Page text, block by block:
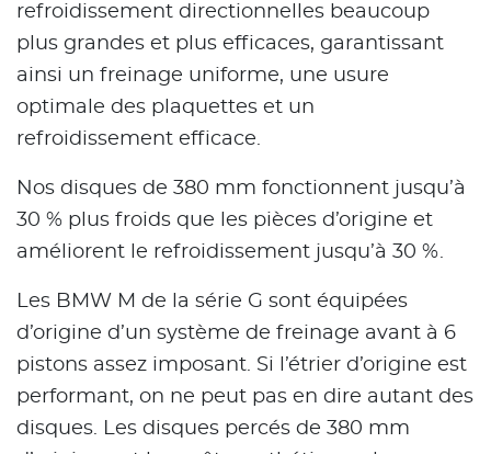
refroidissement directionnelles beaucoup
plus grandes et plus efficaces, garantissant
ainsi un freinage uniforme, une usure
optimale des plaquettes et un
refroidissement efficace.
Nos disques de 380 mm fonctionnent jusqu’à
30 % plus froids que les pièces d’origine et
améliorent le refroidissement jusqu’à 30 %.
Les BMW M de la série G sont équipées
d’origine d’un système de freinage avant à 6
pistons assez imposant. Si l’étrier d’origine est
performant, on ne peut pas en dire autant des
disques. Les disques percés de 380 mm